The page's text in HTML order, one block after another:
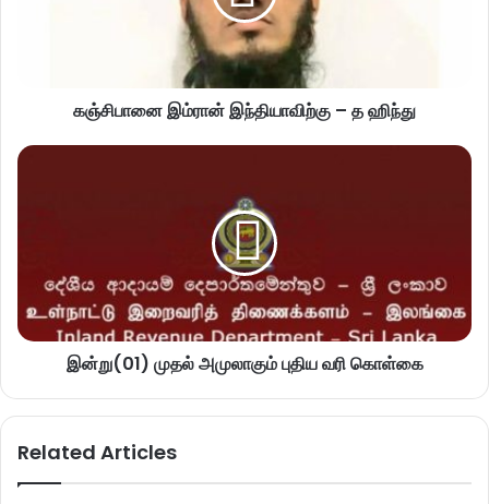
கஞ்சிபானை இம்ரான் இந்தியாவிற்கு – த ஹிந்து
இன்று(01) முதல் அமுலாகும் புதிய வரி கொள்கை
Related Articles